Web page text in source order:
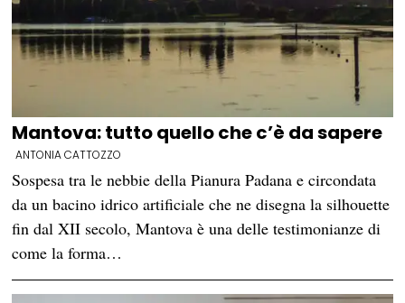
Mantova: tutto quello che c’è da sapere
ANTONIA CATTOZZO
Sospesa tra le nebbie della Pianura Padana e circondata
da un bacino idrico artificiale che ne disegna la silhouette
fin dal XII secolo, Mantova è una delle testimonianze di
come la forma…